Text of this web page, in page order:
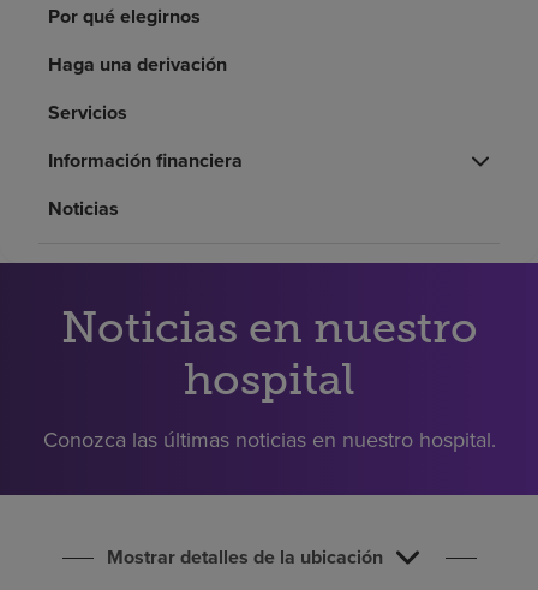
Recursos de salud
Inversores
Pagar mi factura
Por qué elegirnos
Haga una derivación
Servicios
Información financiera
Noticias
Noticias en nuestro
hospital
Conozca las últimas noticias en nuestro hospital.
Mostrar detalles de la ubicación